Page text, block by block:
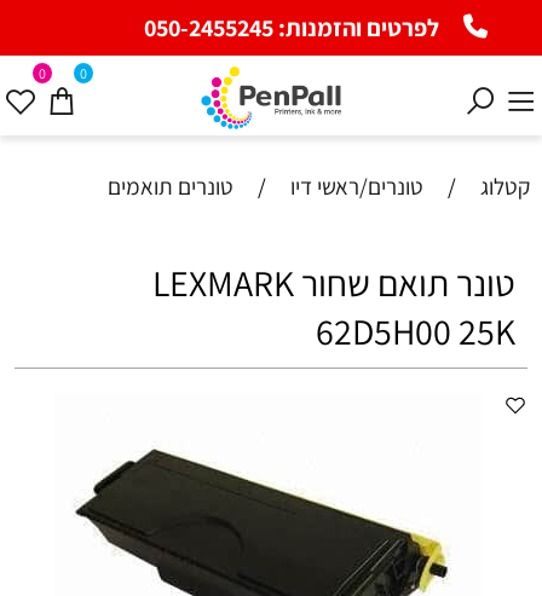
לפרטים והזמנות:050-2455245
0 0
קטלוג / טונרים/ראשי דיו / טונרים תואמים
טונר תואם שחור LEXMARK
62D5H00 25K